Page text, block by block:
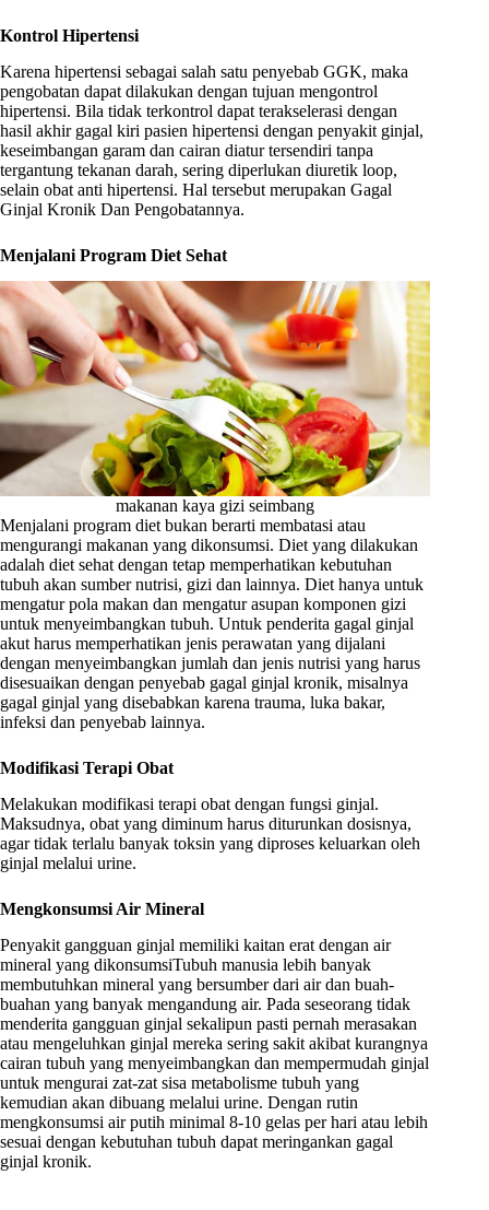
Kontrol Hipertensi
Karena hipertensi sebagai salah satu penyebab GGK, maka
pengobatan dapat dilakukan dengan tujuan mengontrol
hipertensi. Bila tidak terkontrol dapat terakselerasi dengan
hasil akhir gagal kiri pasien hipertensi dengan penyakit ginjal,
keseimbangan garam dan cairan diatur tersendiri tanpa
tergantung tekanan darah, sering diperlukan diuretik loop,
selain obat anti hipertensi. Hal tersebut merupakan Gagal
Ginjal Kronik Dan Pengobatannya.
Menjalani Program Diet Sehat
makanan kaya gizi seimbang
Menjalani program diet bukan berarti membatasi atau
mengurangi makanan yang dikonsumsi. Diet yang dilakukan
adalah diet sehat dengan tetap memperhatikan kebutuhan
tubuh akan sumber nutrisi, gizi dan lainnya. Diet hanya untuk
mengatur pola makan dan mengatur asupan komponen gizi
untuk menyeimbangkan tubuh. Untuk penderita gagal ginjal
akut harus memperhatikan jenis perawatan yang dijalani
dengan menyeimbangkan jumlah dan jenis nutrisi yang harus
disesuaikan dengan penyebab gagal ginjal kronik, misalnya
gagal ginjal yang disebabkan karena trauma, luka bakar,
infeksi dan penyebab lainnya.
Modifikasi Terapi Obat
Melakukan modifikasi terapi obat dengan fungsi ginjal.
Maksudnya, obat yang diminum harus diturunkan dosisnya,
agar tidak terlalu banyak toksin yang diproses keluarkan oleh
ginjal melalui urine.
Mengkonsumsi Air Mineral
Penyakit gangguan ginjal memiliki kaitan erat dengan air
mineral yang dikonsumsiTubuh manusia lebih banyak
membutuhkan mineral yang bersumber dari air dan buah-
buahan yang banyak mengandung air. Pada seseorang tidak
menderita gangguan ginjal sekalipun pasti pernah merasakan
atau mengeluhkan ginjal mereka sering sakit akibat kurangnya
cairan tubuh yang menyeimbangkan dan mempermudah ginjal
untuk mengurai zat-zat sisa metabolisme tubuh yang
kemudian akan dibuang melalui urine. Dengan rutin
mengkonsumsi air putih minimal 8-10 gelas per hari atau lebih
sesuai dengan kebutuhan tubuh dapat meringankan gagal
ginjal kronik.